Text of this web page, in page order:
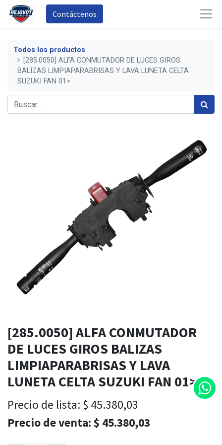
Contáctenos
Todos los productos
[285.0050] ALFA CONMUTADOR DE LUCES GIROS
BALIZAS LIMPIAPARABRISAS Y LAVA LUNETA CELTA
SUZUKI FAN 01>
[285.0050] ALFA CONMUTADOR
DE LUCES GIROS BALIZAS
LIMPIAPARABRISAS Y LAVA
LUNETA CELTA SUZUKI FAN 01>
Precio de lista: $ 45.380,03
Precio de venta: $ 45.380,03